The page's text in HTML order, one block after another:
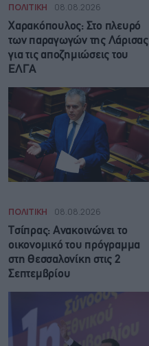
ΠΟΛΙΤΙΚΗ 08.08.2026
Χαρακόπουλος: Στο πλευρό
των παραγωγών της Λάρισας
για τις αποζημιώσεις του
ΕΛΓΑ
ΠΟΛΙΤΙΚΗ 08.08.2026
Τσίπρας: Ανακοινώνει το
οικονομικό του πρόγραμμα
στη Θεσσαλονίκη στις 2
Σεπτεμβρίου